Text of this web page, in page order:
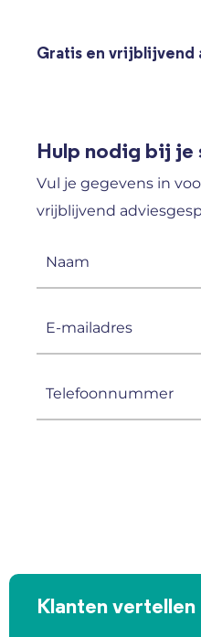
Gratis en vrijblijvend
Hulp nodig bij
Vul je gegevens in
vrijblijvend
Klanten vertellen